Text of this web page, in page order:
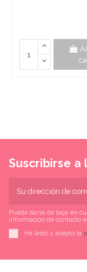
Suscribirse
Puede darse de baja en
información de contacto
He leído y acepto la